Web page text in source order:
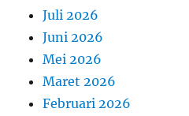
Juli 2026
Juni 2026
Mei 2026
Maret 2026
Februari 2026